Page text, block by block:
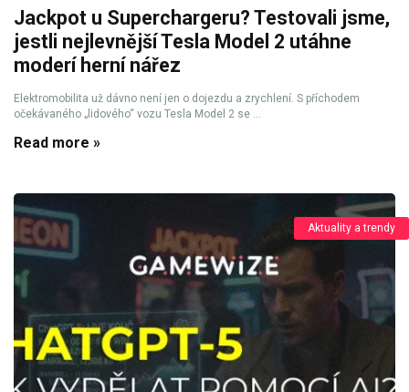
Jackpot u Superchargeru? Testovali jsme,
jestli nejlevnější Tesla Model 2 utáhne
moderí herní nářez
Elektromobilita už dávno není jen o dojezdu a zrychlení. S příchodem
očekávaného „lidového“ vozu Tesla Model 2 se ...
Read more »
Aktuality a trendy